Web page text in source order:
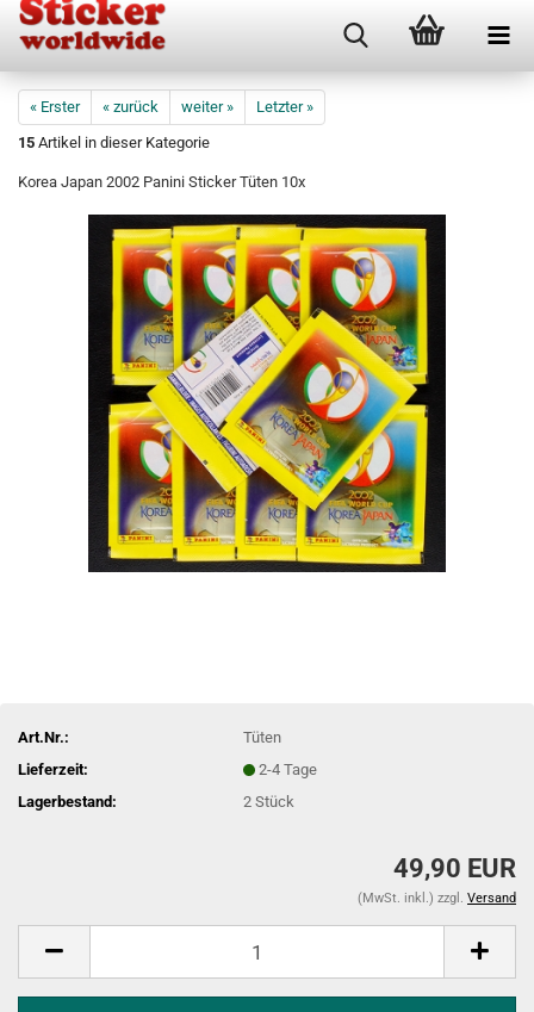
« Erster « zurück weiter »
Letzter »
15 Artikel in dieser Kategorie
Korea Japan 2002 Panini Sticker Tüten 10x
Art.Nr.:
Tüten
Lieferzeit:
2-4 Tage
Lagerbestand:
2Stück
49,90 EUR
(MwSt. inkl.) zzgl. Versand